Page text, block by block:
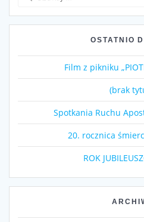
OSTATNIO
Film z pikniku
(brak
Spotkania Ruchu
20. rocznica
ROK